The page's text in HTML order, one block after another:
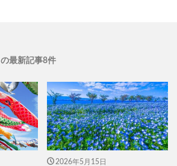
の最新記事8件
2026年5月15日